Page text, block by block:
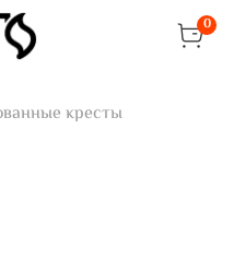
0
кресты